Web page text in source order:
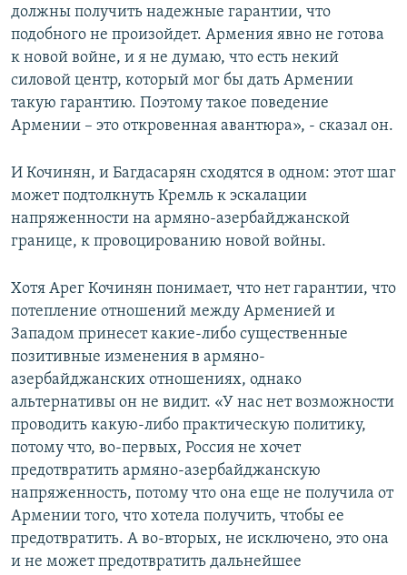
должны получить надежные гарантии, что
подобного не произойдет. Армения явно не готова
к новой войне, и я не думаю, что есть некий
силовой центр, который мог бы дать Армении
такую гарантию. Поэтому такое поведение
Армении – это откровенная авантюра», - сказал он.
И Кочинян, и Багдасарян сходятся в одном: этот шаг
может подтолкнуть Кремль к эскалации
напряженности на армяно-азербайджанской
границе, к провоцированию новой войны.
Хотя Арег Кочинян понимает, что нет гарантии, что
потепление отношений между Арменией и
Западом принесет какие-либо существенные
позитивные изменения в армяно-
азербайджанских отношениях, однако
альтернативы он не видит. «У нас нет возможности
проводить какую-либо практическую политику,
потому что, во-первых, Россия не хочет
предотвратить армяно-азербайджанскую
напряженность, потому что она еще не получила от
Армении того, что хотела получить, чтобы ее
предотвратить. А во-вторых, не исключено, это она
и не может предотвратить дальнейшее